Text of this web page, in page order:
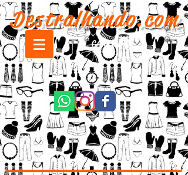
Destralhando.com
CARRINHO: